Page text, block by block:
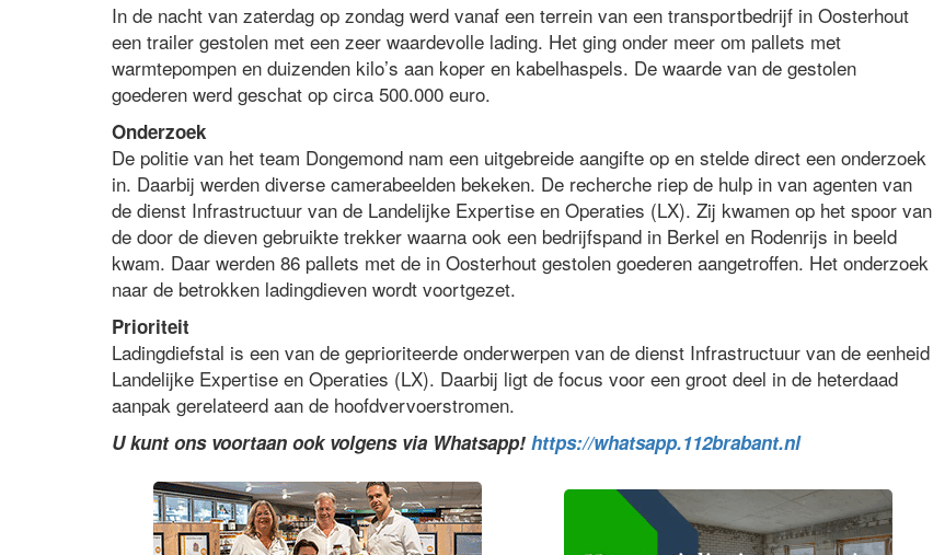
In de nacht van zaterdag op zondag werd vanaf een terrein van een transportbedrijf in Oosterhout
een trailer gestolen met een zeer waardevolle lading. Het ging onder meer om pallets met
warmtepompen en duizenden kilo’s aan koper en kabelhaspels. De waarde van de gestolen
goederen werd geschat op circa 500.000 euro.
Onderzoek
De politie van het team Dongemond nam een uitgebreide aangifte op en stelde direct een onderzoek
in. Daarbij werden diverse camerabeelden bekeken. De recherche riep de hulp in van agenten van
de dienst Infrastructuur van de Landelijke Expertise en Operaties (LX). Zij kwamen op het spoor van
de door de dieven gebruikte trekker waarna ook een bedrijfspand in Berkel en Rodenrijs in beeld
kwam. Daar werden 86 pallets met de in Oosterhout gestolen goederen aangetroffen. Het onderzoek
naar de betrokken ladingdieven wordt voortgezet.
Prioriteit
Ladingdiefstal is een van de geprioriteerde onderwerpen van de dienst Infrastructuur van de eenheid
Landelijke Expertise en Operaties (LX). Daarbij ligt de focus voor een groot deel in de heterdaad
aanpak gerelateerd aan de hoofdvervoerstromen.
U kunt ons voortaan ook volgens via Whatsapp! https://whatsapp.112brabant.nl